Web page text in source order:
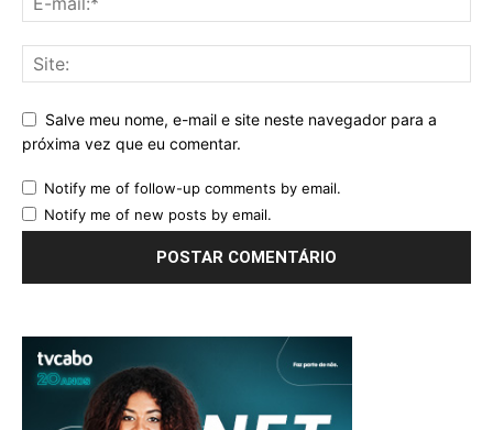
Salve meu nome, e-mail e site neste navegador para a
próxima vez que eu comentar.
Notify me of follow-up comments by email.
Notify me of new posts by email.